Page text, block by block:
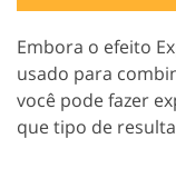
Embora o efeito
usado para
você pode fazer
que tipo de